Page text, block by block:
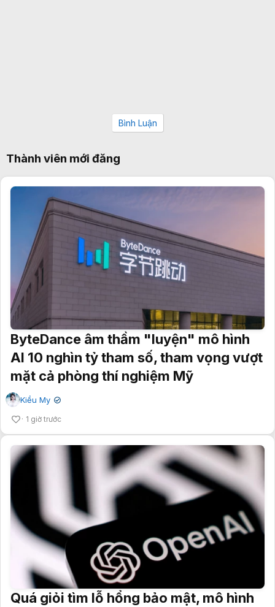
Bình Luận
Thành viên mới đăng
ByteDance âm thầm "luyện" mô hình
AI 10 nghìn tỷ tham số, tham vọng vượt
mặt cả phòng thí nghiệm Mỹ
Kiều My ✔
1 giờ trước
Quá giỏi tìm lỗ hổng bảo mật, mô hình